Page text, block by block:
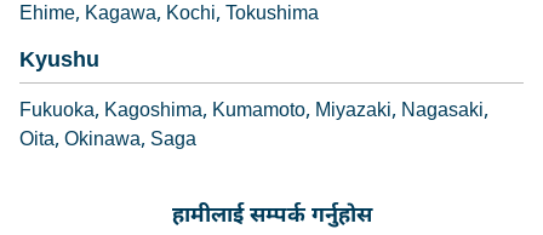
Ehime Kagawa Kochi Tokushima
Kyushu
Fukuoka Kagoshima Kumamoto Miyazaki Nagasaki
Oita Okinawa Saga
हामीलाई सम्पर्क गर्नुहोस